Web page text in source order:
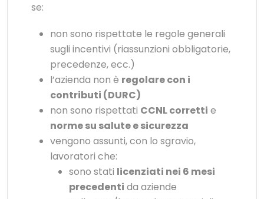
se:
non sono rispettate le regole generali
sugli incentivi (riassunzioni obbligatorie,
precedenze, ecc.)
l’azienda non è regolare con i
contributi (DURC)
non sono rispettati CCNL corretti e
norme su salute e sicurezza
vengono assunti, con lo sgravio,
lavoratori che:
sono stati licenziati nei 6 mesi
precedenti da aziende